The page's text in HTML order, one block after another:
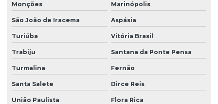
Monções Marinópolis
São João de Iracema Aspásia
Turiúba Vitória Brasil
Trabiju Santana da Ponte Pensa
Turmalina Fernão
Santa Salete Dirce Reis
União Paulista Flora Rica